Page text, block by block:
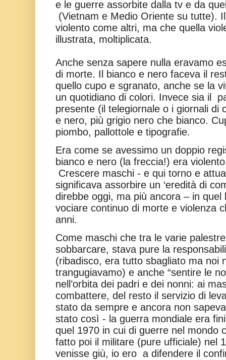
e le guerre assorbite dalla tv e da
(Vietnam e Medio Oriente su tutte).
violento come altri, ma che quella
illustrata, moltiplicata.
Anche senza sapere nulla eravamo
di morte. Il bianco e nero faceva il
quello cupo e sgranato, anche se la
un quotidiano di colori. Invece sia il
presente (il telegiornale o i giornali di
e nero, più grigio nero che bianco.
piombo, pallottole e tipografie.
Era come se avessimo un doppio
bianco e nero (la freccia!) era
Crescere maschi - e qui torno e
significava assorbire un ‘eredità di
direbbe oggi, ma più ancora – in quel
vociare continuo di morte e violenza
anni.
Come maschi che tra le varie
sobbarcare, stava pure la
(ribadisco, era tutto sbagliato ma noi
trangugiavamo) e anche “sentire le
nell’orbita dei padri e dei nonni: ai
combattere, del resto il servizio di
stato da sempre e ancora non
stato così - la guerra mondiale era
quel 1970 in cui di guerre nel mondo
fatto poi il militare (pure ufficiale) nel
venisse giù, io ero a difendere il